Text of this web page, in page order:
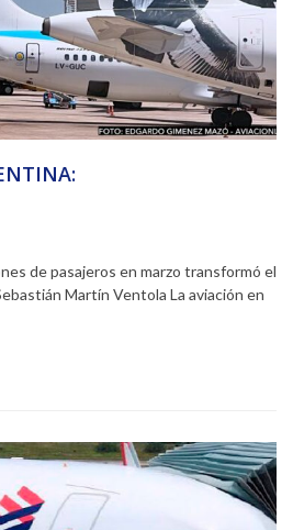
de pasajeros en marzo transformó el
Martín Ventola La aviación en